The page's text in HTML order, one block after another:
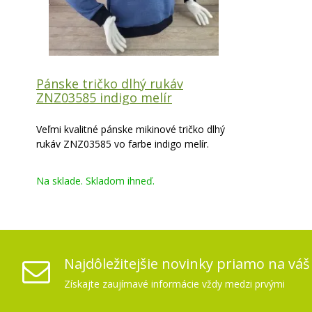
Pánske tričko dlhý rukáv
ZNZ03585 indigo melír
Veľmi kvalitné pánske mikinové tričko dlhý
rukáv ZNZ03585 vo farbe indigo melír.
Na sklade. Skladom ihneď.
Najdôležitejšie novinky priamo na
Získajte zaujímavé informácie vždy medzi prvými